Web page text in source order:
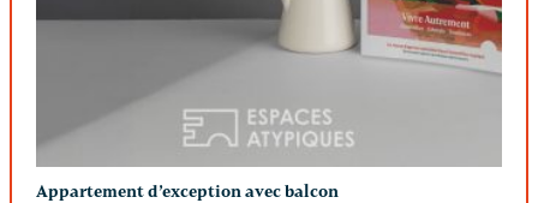
Appartement d’exception avec balcon